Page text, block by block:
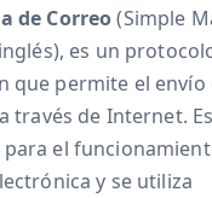
de Correo(Simple
es un
que permite el envío
través de Internet.
el
y se utiliza